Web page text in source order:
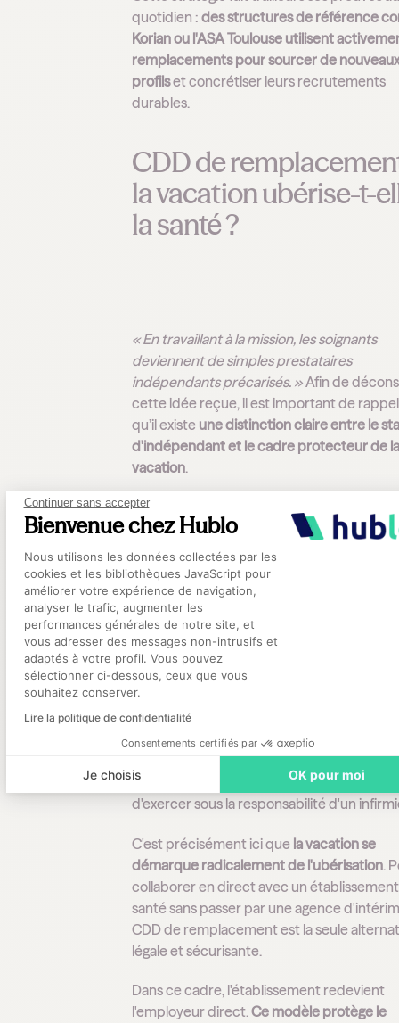
Continuer sans accepter
Bienvenue chez Hublo
Plateforme de Gestion du
Nous utilisons les données collectées par les
cookies et les bibliothèques JavaScript pour
améliorer votre expérience de navigation,
analyser le trafic, augmenter les
performances générales de notre site, et
vous adresser des messages non-intrusifs et
adaptés à votre profil. Vous pouvez
sélectionner ci-dessous, ceux que vous
souhaitez conserver.
Lire la politique de confidentialité
Consentements certifiés par
Je choisis OK pour moi
Axeptio consent
quotidien :des structures de référence
Korianou l'ASA Toulouse utilisent
remplacements pour sourcer de
profilset concrétiser leurs recrutements
durables.
CDD de
la vacation ubérise-t-
la santé ?
« En travaillant à la mission, les soignants
deviennent de simples prestataires
indépendants précarisés. »Afin de
cette idée reçue, il est important de
qu’il existe une distinction claire entre le
d'indépendant et le cadre protecteur de
vacation.
À la faveur des crises sanitaires, certaines
initiatives ont encouragé les soignants à
le statut d'auto-entrepreneur pour des
courtes , faisant craindre une « ubérisation
santé.
Or,ce statut d'auto-entrepreneur
plébiscité pour sa souplesse,
juridique pointé par le gouvernement
les ministres Élisabeth Borne et Olivier
alertaient les ARS sur le «
potentiellement frauduleux» de ce
statut est d'ailleurs formellement interdit
aides-soignants
, dont la profession exige
d'exercer sous la responsabilité d'un
C'est précisément ici que la vacation se
démarque radicalement de l'ubérisation.
collaborer en direct avec un
santé sans passer par une agence
CDD de remplacement est la seule
légale et sécurisante.
Dans ce cadre, l'établissement redevient
l'employeur direct.Ce modèle protège le